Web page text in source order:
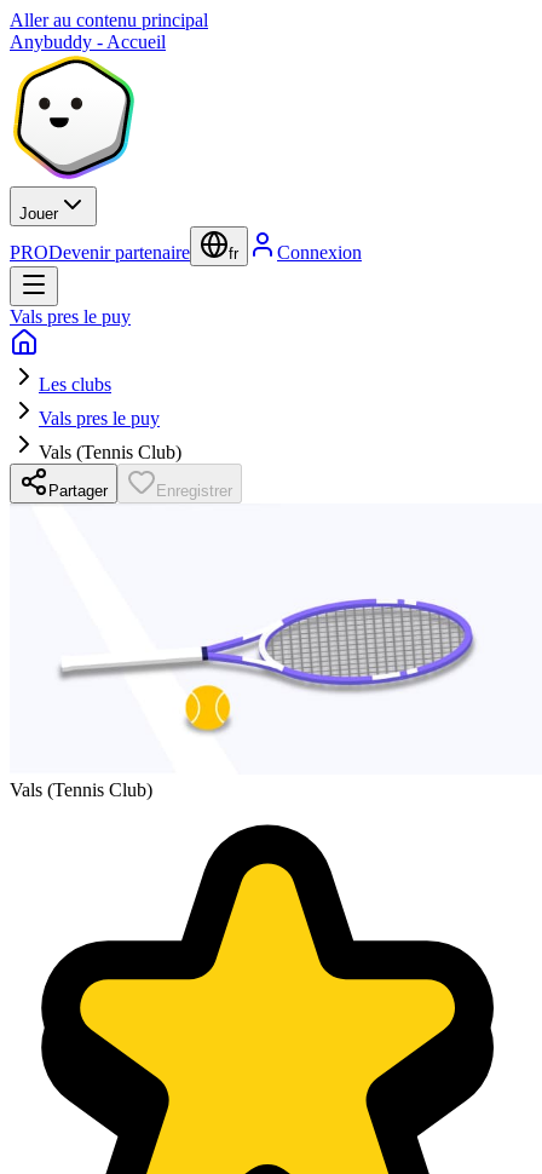
Aller au contenu principal
Anybuddy - Accueil
Jouer
PRODevenir partenaire fr Connexion
Vals pres le puy
Les clubs
Vals pres le puy
Vals (Tennis Club)
Partager Enregistrer
Vals (Tennis Club)